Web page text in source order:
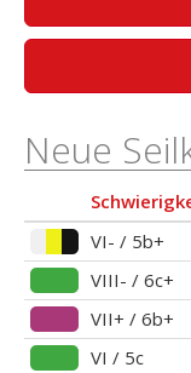
Neue
VI- / 5b+
VIII- / 6c+
VII+ / 6b+
VI / 5c